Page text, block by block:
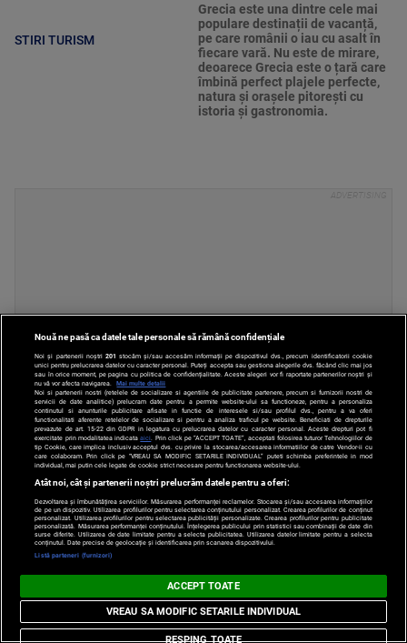
STIRI TURISM
Grecia este una dintre cele mai
populare destinații de vacanță,
pe care românii o iau cu asalt în
fiecare vară. Nu este de mirare,
deoarece Grecia este o țară care
îmbină perfect plajele perfecte,
natura și orașele pitorești cu
istoria și gastronomia.
RECOMANDĂRI
Reacția Ucrainei după ce
una dintre dronele sale a
explodat în Bulgaria, lângă
granița cu România.
Nouă ne pasă ca datele tale personale să rămână confidențiale
Noi și partenerii noștri 201 stocăm și/sau accesăm informații pe dispozitivul dvs., precum identificatorii cookie
unici pentru prelucrarea datelor cu caracter personal. Puteți accepta sau gestiona alegerile dvs. făcând clic mai jos
sau în orice moment, pe pagina cu politica de confidențialitate. Aceste alegeri vor fi raportate partenerilor noștri și
nu vă vor afecta navigarea.
Mai multe detalii
Noi si partenerii nostri (retelele de socializare si agentiile de publicitate partenere, precum si furnizorii nostri de
servicii de date analitice) prelucram date pentru a permite website-ului sa functioneze, pentru a personaliza
continutul si anunturile publicitare afisate in functie de interesele si/sau profilul dvs., pentru a va oferi
functionalitati aferente retelelor de socializare si pentru a analiza traficul pe website. Beneficiati de drepturile
prevazute de art. 15-22 din GDPR in legatura cu prelucrarea datelor cu caracter personal. Aceste drepturi pot fi
exercitate prin modalitatea indicataaici . Prin click pe “ACCEPT TOATE”, acceptati folosirea tuturor Tehnologiilor de
tip Cookie, care implica inclusiv acceptul dvs. cu privire la stocarea/accesarea informatiilor de catre Vendor-ii cu
care colaboram. Prin click pe “VREAU SA MODIFIC SETARILE INDIVIDUAL” puteti schimba preferintele in mod
individual, mai putin cele legate de cookie strict necesare pentru functionarea website-ului.
Atât noi, cât și partenerii noștri prelucrăm datele pentru a oferi:
Dezvoltarea și îmbunătățirea serviciilor. Măsurarea performanței reclamelor. Stocarea și/sau accesarea informațiilor
de pe un dispozitiv. Utilizarea profilurilor pentru selectarea conținutului personalizat. Crearea profilurilor de conținut
personalizat. Utilizarea profilurilor pentru selectarea publicității personalizate. Crearea profilurilor pentru publicitate
personalizată. Măsurarea performanței conținutului. Înțelegerea publicului prin statistici sau combinații de date din
surse diferite. Utilizarea de date limitate pentru a selecta publicitatea. Utilizarea datelor limitate pentru a selecta
conținutul. Date precise de geolocație și identificarea prin scanarea dispozitivului.
Listă parteneri (furnizori)
ACCEPT TOATE
RESPING TOATE
VREAU SA MODIFIC SETARILE INDIVIDUAL